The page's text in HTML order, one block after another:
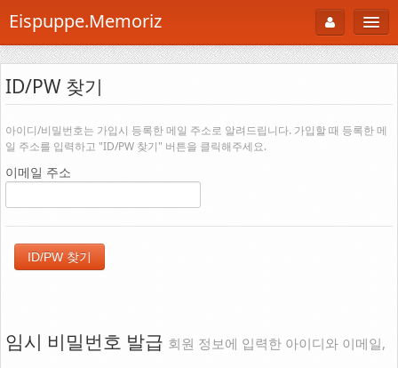
Eispuppe.Memoriz
About
AboutTori
Photo
B Cut
Portfolio
공부방
ID/PW 찾기
아이디/비밀번호는 가입시 등록한 메일 주소로 알려드립니다. 가입할 때 등록한 메
일 주소를 입력하고 "ID/PW 찾기" 버튼을 클릭해주세요.
이메일 주소
임시 비밀번호 발급 회원 정보에 입력한 아이디와 이메일,